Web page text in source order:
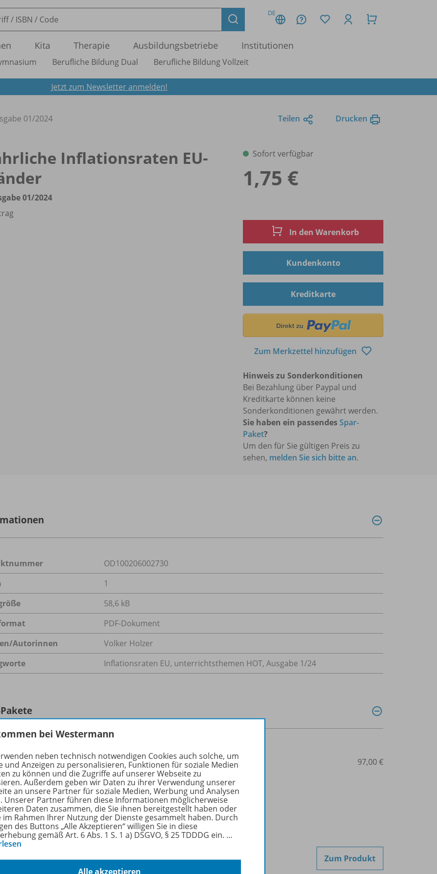
DE
Kita Therapie Ausbildungsbetriebe Institutionen
Berufliche Bildung Dual Berufliche Bildung Vollzeit
Jetzt zum Newsletter anmelden!
01/2024 Teilen Drucken
Inflationsraten EU-
01/2024
Sofort verfügbar
1,75 €
In den Warenkorb
Kundenkonto
Kreditkarte
Zum Merkzettel hinzufügen
Hinweis zu Sonderkonditionen
Bei Bezahlung über Paypal und
Kreditkarte können keine
Sonderkonditionen gewährt werden.
Sie haben ein passendesSpar-
Paket?
Um den für Sie gültigen Preis zu
sehen, melden Sie sich bitte an.
OD100206002730
1
58,6 kB
PDF-Dokument
Autorinnen
Volker Holzer
Inflationsraten EU, unterrichtsthemen HOT, Ausgabe 1/24
Unterrichtsthemen HOT
Arbeitsblätter und Materialien für
Ihren Wirtschaftsunterricht
Premiumabonnement für
Privatpersonen
Lieferbar
978-3-427-00106-5 97,00 €
Zum Produkt
bei Westermann
neben technisch notwendigen Cookies auch solche, um
und Anzeigen zu personalisieren, Funktionen für soziale Medien
zu können und die Zugriffe auf unserer Webseite zu
Außerdem geben wir Daten zu ihrer Verwendung unserer
an unsere Partner für soziale Medien, Werbung und Analysen
Unserer Partner führen diese Informationen möglicherweise
Daten zusammen, die Sie ihnen bereitgestellt haben oder
im Rahmen Ihrer Nutzung der Dienste gesammelt haben. Durch
des Buttons „Alle Akzeptieren“ willigen Sie in diese
gemäß Art. 6 Abs. 1 S. 1 a) DSGVO, § 25 TDDDG ein. …
Alle akzeptieren